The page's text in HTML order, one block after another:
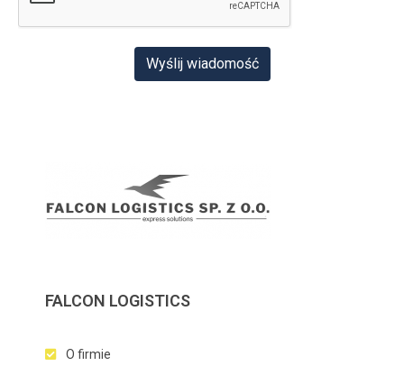
Wyślij wiadomość
FALCON LOGISTICS
O firmie